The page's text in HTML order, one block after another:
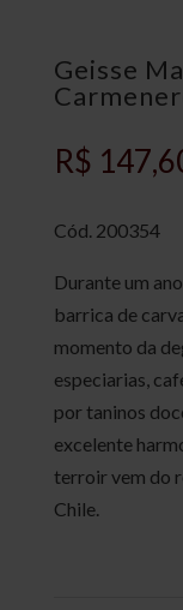
Geisse
R$
Cód. 200354
Durante um
barrica de
momento da
especiarias,
por taninos
excelente
terroir vem do
Chile.